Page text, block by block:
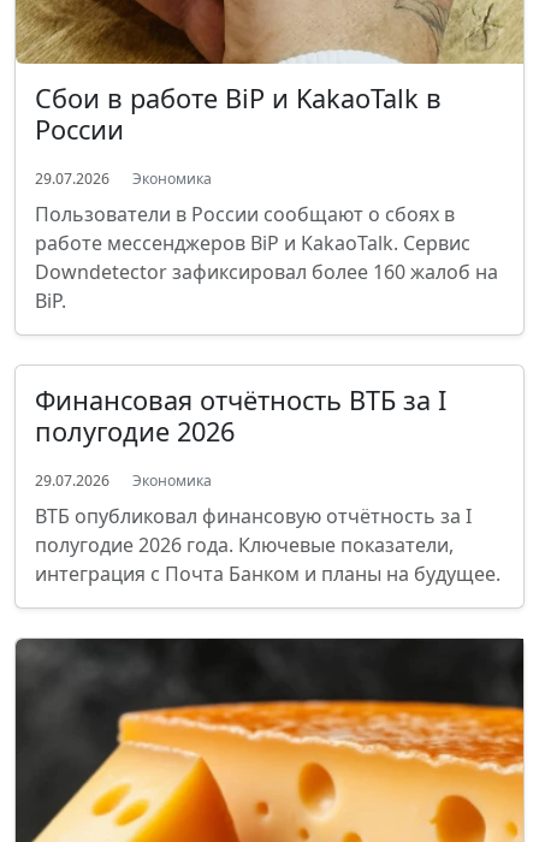
Сбои в работе BiP и KakaoTalk в
России
29.07.2026 Экономика
Пользователи в России сообщают о сбоях в
работе мессенджеров BiP и KakaoTalk. Сервис
Downdetector зафиксировал более 160 жалоб на
BiP.
Финансовая отчётность ВТБ за I
полугодие 2026
29.07.2026 Экономика
ВТБ опубликовал финансовую отчётность за I
полугодие 2026 года. Ключевые показатели,
интеграция с Почта Банком и планы на будущее.